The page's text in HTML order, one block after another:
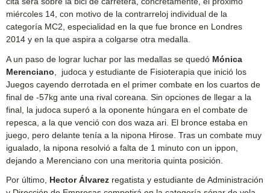
miércoles 14, con motivo de la contrarreloj individual de la
categoría MC2, especialidad en la que fue bronce en Londres
2014 y en la que aspira a colgarse otra medalla.
A un paso de lograr luchar por las medallas se quedó Mónica
Merenciano , judoca y estudiante de Fisioterapia que inició los
Juegos cayendo derrotada en el primer combate en los cuartos de
final de -57kg ante una rival coreana. Sin opciones de llegar a la
final, la judoca superó a la oponente húngara en el combate de
repesca, a la que venció con dos waza ari. El bronce estaba en
juego, pero delante tenía a la nipona Hirose. Tras un combate muy
igualado, la nipona resolvió a falta de 1 minuto con un ippon,
dejando a Merenciano con una meritoria quinta posición.
Por último, Hector Álvarez regatista y estudiante de Administración